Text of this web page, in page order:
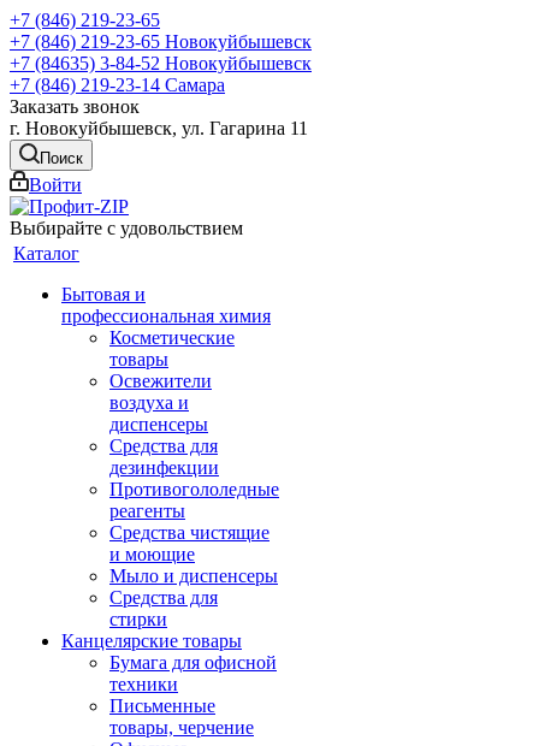
+7 (846) 219-23-65
+7 (846) 219-23-65 Новокуйбышевск
+7 (84635) 3-84-52 Новокуйбышевск
+7 (846) 219-23-14 Самара
Заказать звонок
г. Новокуйбышевск, ул. Гагарина 11
Поиск
Войти
Выбирайте с удовольствием
Каталог
Бытовая и
профессиональная химия
Косметические
товары
Освежители
воздуха и
диспенсеры
Средства для
дезинфекции
Противогололедные
реагенты
Средства чистящие
и моющие
Мыло и диспенсеры
Средства для
стирки
Канцелярские товары
Бумага для офисной
техники
Письменные
товары, черчение